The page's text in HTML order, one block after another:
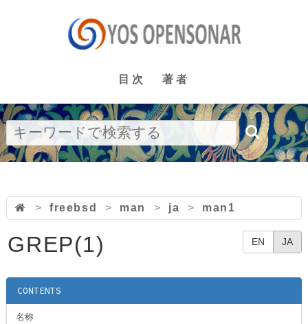
目次 著者
> freebsd > man > ja > man1
EN JA
GREP(1)
CONTENTS
名称